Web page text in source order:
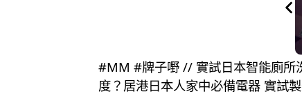
#MM #牌子嘢 // 實試日本智能廁所
度？居港日本人家中必備電器 實試